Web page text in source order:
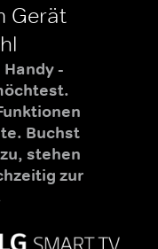
Gerät
-
Buchst
stehen
zur